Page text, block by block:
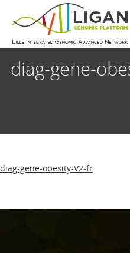
diag-gene-
diag-gene-obesity-V2-fr